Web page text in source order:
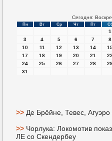
Сегодня:
Пн Вт Ср Чт Пт
1
3
4 5 6 7 8
10
11 12 13 14
17
18 19 20 21 22
24
25 26 27 28
31
>> Де Брёйне, Тевес,
>> Чорлука: Локомотив
ЛЕ со Скендербеу